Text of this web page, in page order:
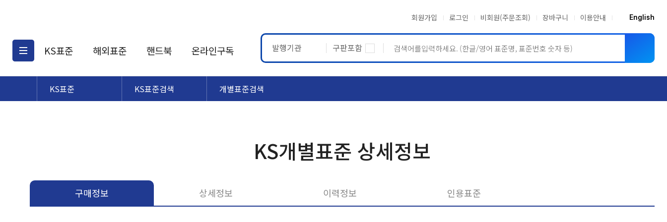
회원가입 로그인 비회원(주문조회) 장바구니 이용안내 English
KS표준
KS표준검색
해외표준
해외표준검색
핸드북 온라인구독 발행기관 구판포함
KS표준 KS표준검색 개별표준검색
KS개별표준 상세정보
구매정보 상세정보 이력정보 인용표준